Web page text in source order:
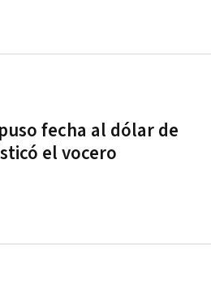
fecha al dólar de
el vocero